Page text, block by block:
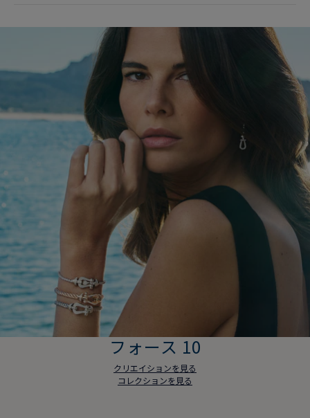
フォース 10
クリエイションを見る
コレクションを見る